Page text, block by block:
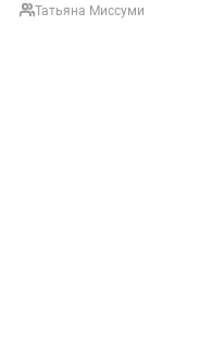
Татьяна Миссуми